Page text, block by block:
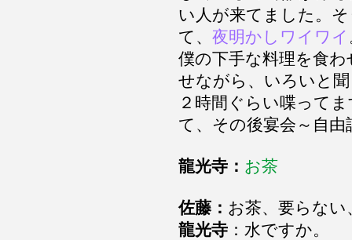
い人が来てました。
て、 夜明かしワイワイ
僕の下手な料理を食
せながら、いろいと
２時間ぐらい喋って
て、その後宴会～自由
龍光寺： お茶
佐藤： お茶、要らない
龍光寺 ：水ですか。